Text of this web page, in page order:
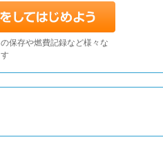
保存や燃費記録など様々な